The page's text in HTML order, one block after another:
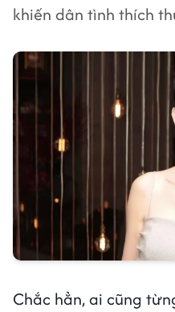
khiến dân tình thích
Chắc hẳn, ai cũng